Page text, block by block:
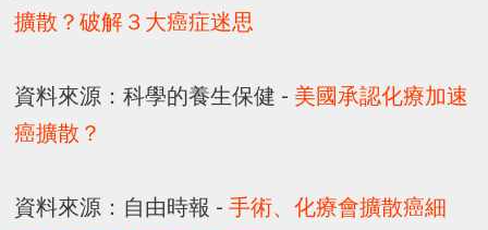
擴散？破解３大癌症迷思
資料來源：科學的養生保健 - 美國承認化療加速
癌擴散？
資料來源：自由時報 -手術、化療會擴散癌細